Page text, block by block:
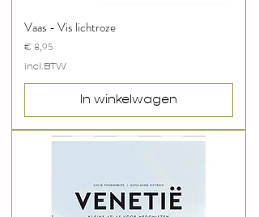
Vaas - Vis lichtroze
Prijs
€ 8,95
incl.BTW
In winkelwagen